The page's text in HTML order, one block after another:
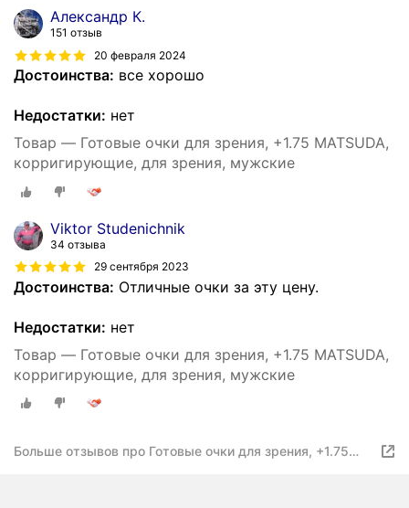
Александр К.
151 отзыв
20 февраля 2024
Достоинства: все хорошо
Недостатки: нет
Товар — Готовые очки для зрения, +1.75 MATSUDA,
корригирующие, для зрения, мужские
Viktor Studenichnik
34 отзыва
29 сентября 2023
Достоинства: Отличные очки за эту цену.
Недостатки: нет
Товар — Готовые очки для зрения, +1.75 MATSUDA,
корригирующие, для зрения, мужские
Больше отзывов про Готовые очки для зрения, +1.75